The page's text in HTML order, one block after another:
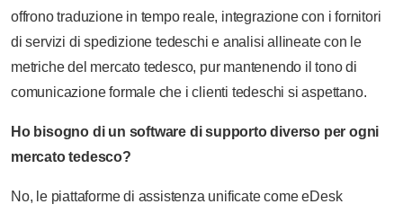
offrono traduzione in tempo reale, integrazione con i fornitori
di servizi di spedizione tedeschi e analisi allineate con le
metriche del mercato tedesco, pur mantenendo il tono di
comunicazione formale che i clienti tedeschi si aspettano.
Ho bisogno di un software di supporto diverso per ogni
mercato tedesco?
No, le piattaforme di assistenza unificate come eDesk